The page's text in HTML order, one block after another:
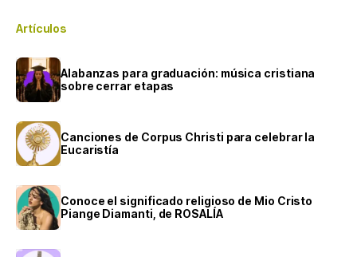
Artículos
Alabanzas para graduación: música cristiana
sobre cerrar etapas
Canciones de Corpus Christi para celebrar la
Eucaristía
Conoce el significado religioso de Mio Cristo
Piange Diamanti, de ROSALÍA